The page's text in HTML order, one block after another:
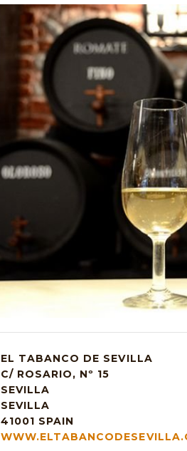
EL TABANCO DE SEVILLA
C/ ROSARIO, Nº 15
SEVILLA
SEVILLA
41001 SPAIN